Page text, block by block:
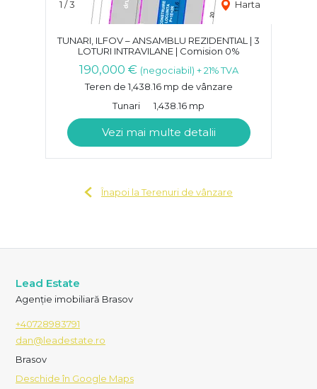
1 /3 Harta
TUNARI, ILFOV – ANSAMBLU REZIDENTIAL | 3
LOTURI INTRAVILANE | Comision 0%
190,000 € (negociabil) + 21% TVA
Teren de 1,438.16 mp de vânzare
Tunari
1,438.16 mp
Vezi mai multe detalii
Înapoi la Terenuri de vânzare
Lead Estate
Agenție imobiliară Brasov
+40728983791
dan@leadestate.ro
Brasov
Deschide în Google Maps